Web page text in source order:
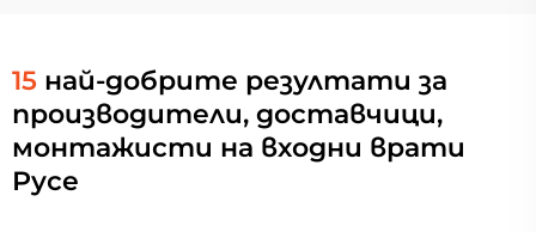
15 най-добрите резултати за
производители, доставчици,
монтажисти на входни врати
Русе